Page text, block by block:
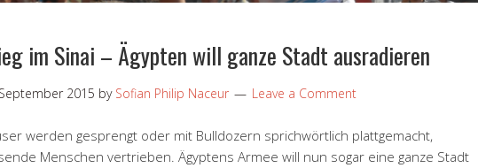
im Sinai – Ägypten will ganze Stadt ausradieren
2015 by Sofian Philip Naceur Leave a Comment
werden gesprengt oder mit Bulldozern sprichwörtlich plattgemacht,
Menschen vertrieben. Ägyptens Armee will nun sogar eine ganze Stadt